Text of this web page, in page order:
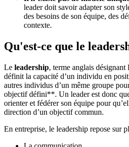
leader doit savoir adapter son
des besoins de son équipe, des
contexte.
Qu'est-ce que le
Le leadership, terme anglais désignant
définit la capacité d’un individu en
autres individus d’un même groupe
objectif défini**. Un leader est donc
orienter et fédérer son équipe pour
direction d’un objectif commun.
En entreprise, le leadership repose sur